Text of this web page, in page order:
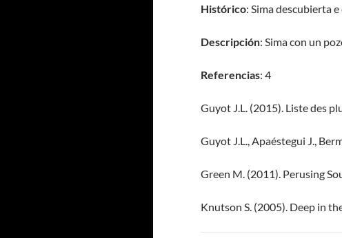
Histórico: Sima descubierta
Descripción: Sima con un
Referencias: 4
Guyot J.L. (2015). Liste des
Guyot J.L., Apaéstegui J.,
Green M. (2011). Perusing
Knutson S. (2005). Deep in